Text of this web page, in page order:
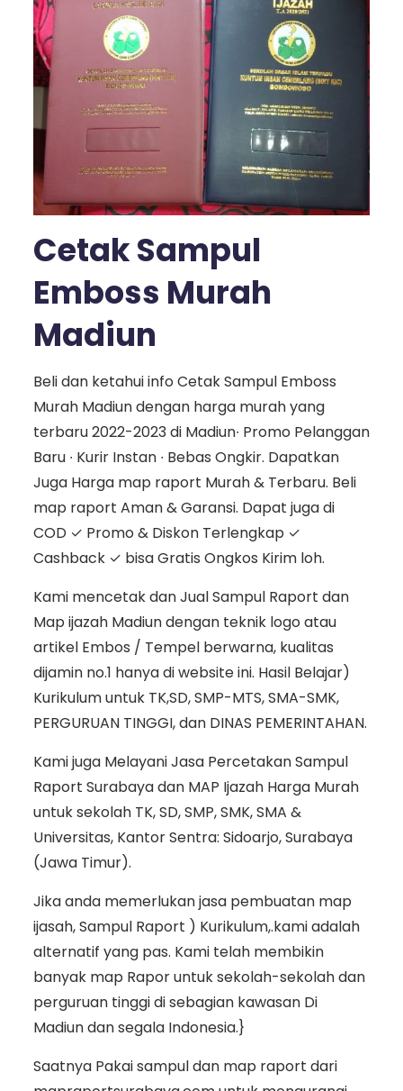
Cetak Sampul
Emboss Murah
Madiun
Beli dan ketahui info Cetak Sampul Emboss
Murah Madiun dengan harga murah yang
terbaru 2022-2023 di Madiun∙ Promo Pelanggan
Baru ∙ Kurir Instan ∙ Bebas Ongkir. Dapatkan
Juga Harga map raport Murah & Terbaru. Beli
map raport Aman & Garansi. Dapat juga di
COD ✓ Promo & Diskon Terlengkap ✓
Cashback ✓ bisa Gratis Ongkos Kirim loh.
Kami mencetak dan Jual Sampul Raport dan
Map ijazah Madiun dengan teknik logo atau
artikel Embos / Tempel berwarna, kualitas
dijamin no.1 hanya di website ini. Hasil Belajar)
Kurikulum untuk TK,SD, SMP-MTS, SMA-SMK,
PERGURUAN TINGGI, dan DINAS PEMERINTAHAN.
Kami juga Melayani Jasa Percetakan Sampul
Raport Surabaya dan MAP Ijazah Harga Murah
untuk sekolah TK, SD, SMP, SMK, SMA &
Universitas, Kantor Sentra: Sidoarjo, Surabaya
(Jawa Timur).
Jika anda memerlukan jasa pembuatan map
ijasah, Sampul Raport ) Kurikulum,.kami adalah
alternatif yang pas. Kami telah membikin
banyak map Rapor untuk sekolah-sekolah dan
perguruan tinggi di sebagian kawasan Di
Madiun dan segala Indonesia.}
Saatnya Pakai sampul dan map raport dari